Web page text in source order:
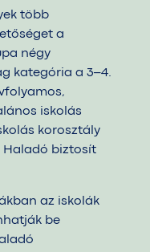
több
a
négy
kategória a 3–4.
iskolás
korosztály
Haladó biztosít
az iskolák
be